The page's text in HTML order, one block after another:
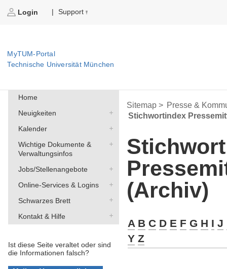
Login | Support
MyTUM-Portal
Technische Universität München
Home
Neuigkeiten
Kalender
Wichtige Dokumente &
Verwaltungsinfos
Jobs/Stellenangebote
Online-Services & Logins
Schwarzes Brett
Kontakt & Hilfe
Ist diese Seite veraltet oder sind
die Informationen falsch?
Sitemap > Presse &
Stichwortindex
(Archiv)
A B C D E F G H I J
Y Z